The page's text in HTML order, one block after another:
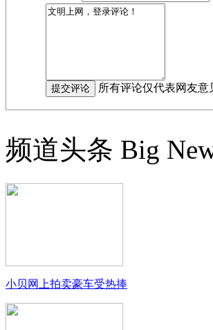
所有评论仅代表网友
频道头条 Big
小贝网上拍卖豪车受热捧